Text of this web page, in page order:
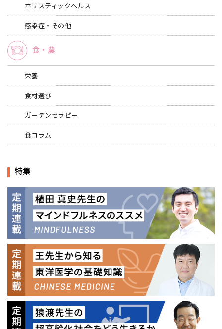
ホリスティックヘルス
感染症・その他
食・農
栄養
食材選び
ガーデンセラピー
食コラム
特集